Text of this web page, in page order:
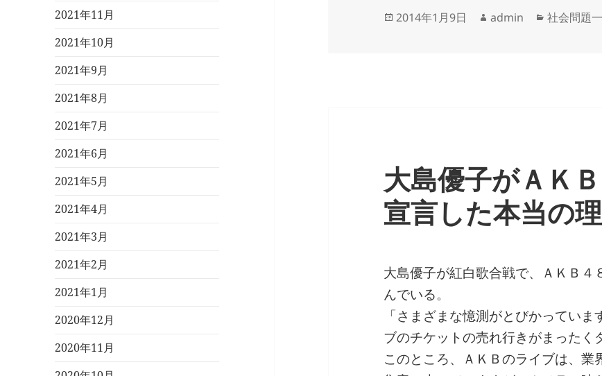
2021年11月
2021年10月
2021年9月
2021年8月
2021年7月
2021年6月
2021年5月
2021年4月
2021年3月
2021年2月
2021年1月
2020年12月
2020年11月
投
2014年1月9日
作
admin
カ
社会問題
大島優子がＡＫ
宣言した本当の
大島優子が紅白歌合戦で、ＡＫＢ
んでいる。
「さまざまな憶測がとびかってい
ブのチケットの売れ行きがまったく
このところ、ＡＫＢのライブは、